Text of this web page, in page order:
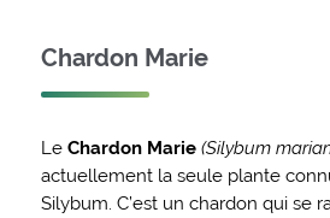
Chardon Marie
Le Chardon Marie (Silybum
actuellement la seule plante
Silybum. C’est un chardon qui se